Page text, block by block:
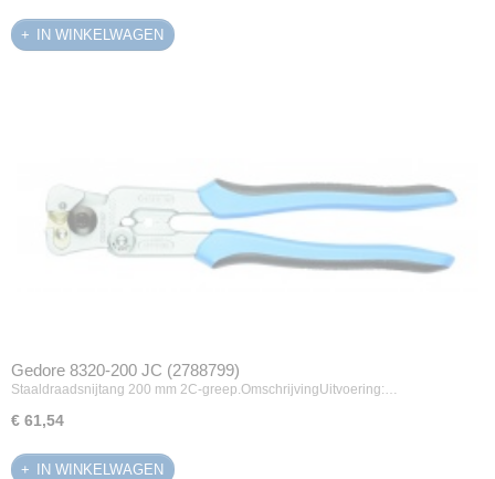
IN WINKELWAGEN
Gedore 8320-200 JC (2788799)
Staaldraadsnijtang 200 mm 2C-greep.OmschrijvingUitvoering:…
€ 61,54
IN WINKELWAGEN